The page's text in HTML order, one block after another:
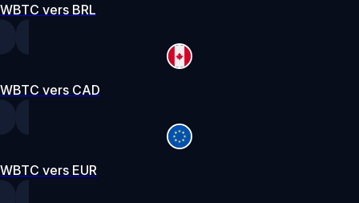
WBTC vers BRL
WBTC vers CAD
WBTC vers EUR